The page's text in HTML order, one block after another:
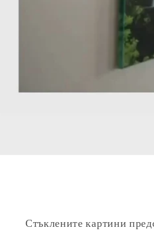
Стъклените картини